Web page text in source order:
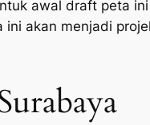
awal draft peta
ini akan menjadi